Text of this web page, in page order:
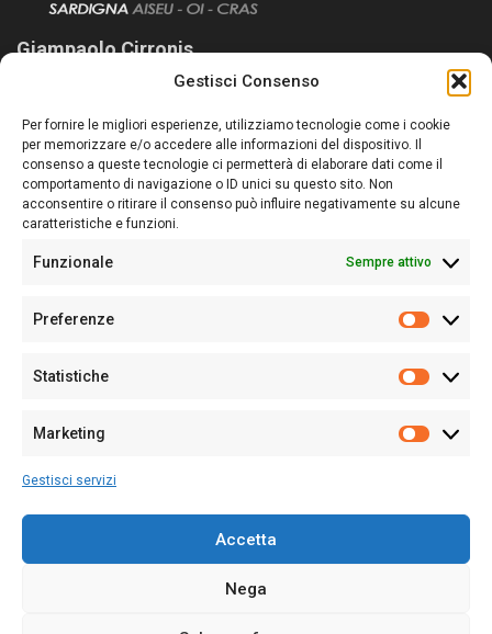
Gestisci Consenso
Per fornire le migliori esperienze, utilizziamo tecnologie come i cookie
per memorizzare e/o accedere alle informazioni del dispositivo. Il
consenso a queste tecnologie ci permetterà di elaborare dati come il
comportamento di navigazione o ID unici su questo sito. Non
acconsentire o ritirare il consenso può influire negativamente su alcune
caratteristiche e funzioni.
Funzionale Sempre attivo
Preferenze
Statistiche
Marketing
Gestisci servizi
Accetta
Nega
Giampaolo Cirronis
Sardegna Ieri-Oggi-Domani nasce per informare “liberamente” i
lettori su quanto accade in Sardegna, con un occhio rivolto al
nostro passato e, soprattutto, al nostro futuro
Follow Us
Sede:Via Cristoforo Colombo 09013 Carbonia
Partita IVA02270380922
128/2020 del 10/02/2020
Per la Pubblicità: